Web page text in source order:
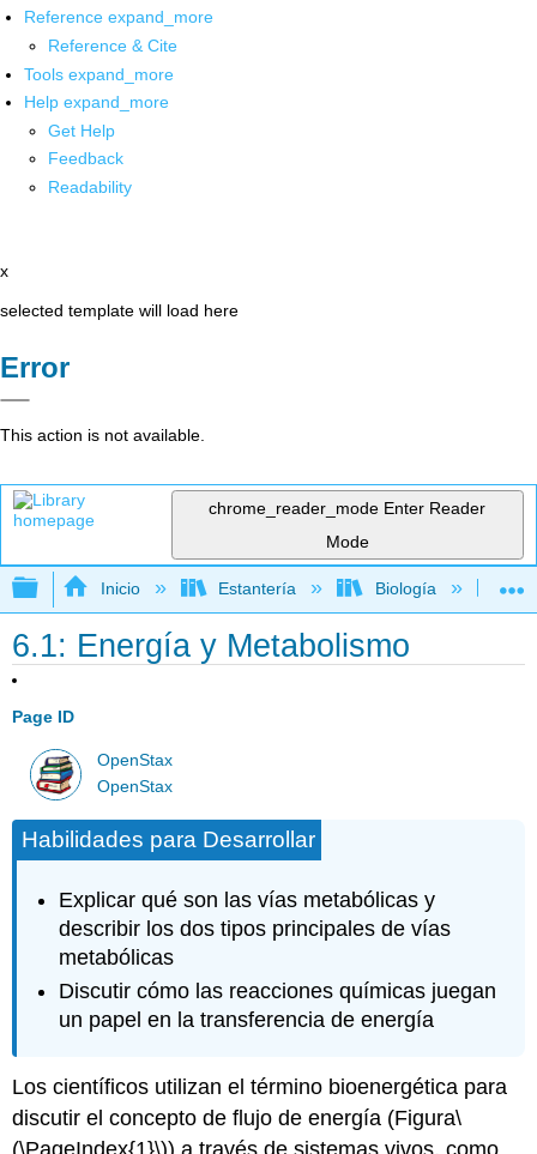
Reference expand_more
Reference & Cite
Tools expand_more
Help expand_more
Get Help
Feedback
Readability
x
selected template will load here
Error
This action is not available.
chrome_reader_mode Enter Reader
Mode
Expandir/contraer jerarquía global
Inicio Estantería Biología
6.1: Energía y Metabolismo
Page ID
OpenStax
OpenStax
Habilidades para Desarrollar
Explicar qué son las vías metabólicas y
describir los dos tipos principales de vías
metabólicas
Discutir cómo las reacciones químicas juegan
un papel en la transferencia de energía
Los científicos utilizan el término bioenergética para
discutir el concepto de flujo de energía (Figura\